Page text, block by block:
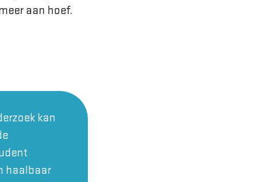
aan hoef.
kan
haalbaar